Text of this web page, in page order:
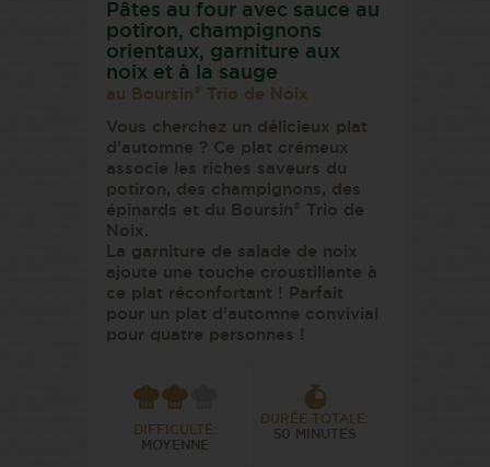
Pâtes au four avec sauce au
potiron, champignons
orientaux, garniture aux
noix et à la sauge
au Boursin ® Trio de Noix
Vous cherchez un délicieux plat
d’automne ? Ce plat crémeux
associe les riches saveurs du
potiron, des champignons, des
épinards et du Boursin ®
Trio de
Noix.
La garniture de salade de noix
ajoute une touche croustillante à
ce plat réconfortant ! Parfait
pour un plat d’automne convivial
pour quatre personnes !
DIFFICULTÉ:
MOYENNE
DURÉE TOTALE:
50 MINUTES